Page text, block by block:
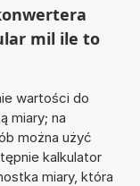
mil ile to
wartości do
miary; na
można użyć
kalkulator
miary, która